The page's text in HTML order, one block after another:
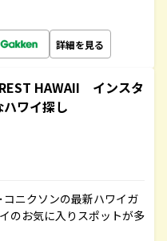
詳細を見る
HAWAII インスタ
ワイ探し
ニクソンの最新ハワイガ
のお気に入りスポットが多